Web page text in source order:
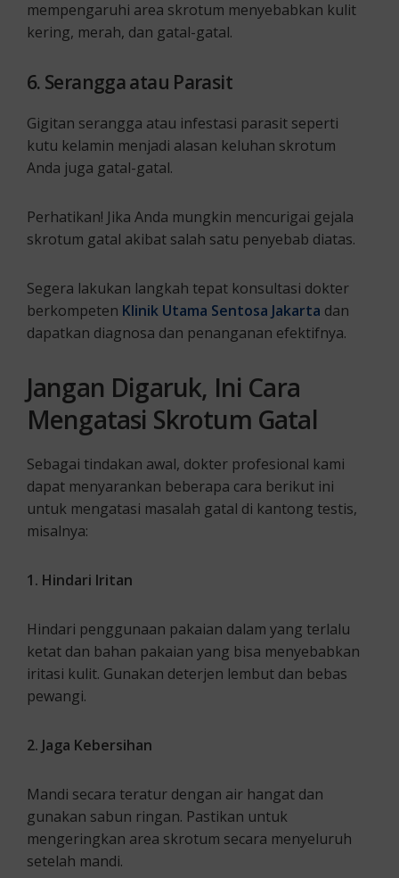
mempengaruhi area skrotum menyebabkan kulit
kering, merah, dan gatal-gatal.
6. Serangga atau Parasit
Gigitan serangga atau infestasi parasit seperti
kutu kelamin menjadi alasan keluhan skrotum
Anda juga gatal-gatal.
Perhatikan! Jika Anda mungkin mencurigai gejala
skrotum gatal akibat salah satu penyebab diatas.
Segera lakukan langkah tepat konsultasi dokter
berkompeten Klinik Utama Sentosa Jakarta dan
dapatkan diagnosa dan penanganan efektifnya.
Jangan Digaruk, Ini Cara
Mengatasi Skrotum Gatal
Sebagai tindakan awal, dokter profesional kami
dapat menyarankan beberapa cara berikut ini
untuk mengatasi masalah gatal di kantong testis,
misalnya:
1. Hindari Iritan
Hindari penggunaan pakaian dalam yang terlalu
ketat dan bahan pakaian yang bisa menyebabkan
iritasi kulit. Gunakan deterjen lembut dan bebas
pewangi.
2. Jaga Kebersihan
Mandi secara teratur dengan air hangat dan
gunakan sabun ringan. Pastikan untuk
mengeringkan area skrotum secara menyeluruh
setelah mandi.